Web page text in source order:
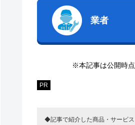
業者
※本記事は公開時
PR
◆記事で紹介した商品・サービ